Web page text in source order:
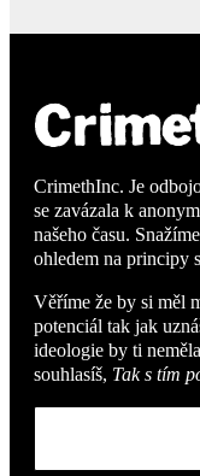
CrimethInc. Je
se zavázala k
našeho času.
ohledem na principy
Věříme že by si měl
potenciál tak jak
ideologie by ti
souhlasíš, Tak s tím